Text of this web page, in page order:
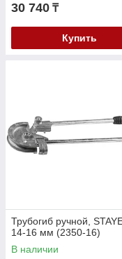
30 740 ₸
Купить
Трубогиб ручной,
14-16 мм (2350-16)
В наличии